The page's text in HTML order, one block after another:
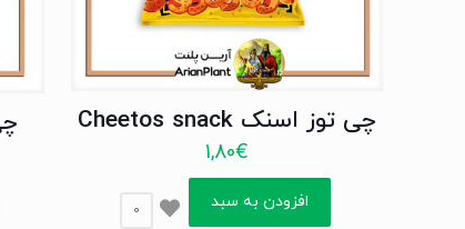
برچسب
چی توز اسنک Cheetos snack
1,80€
افزودن به سبد 0